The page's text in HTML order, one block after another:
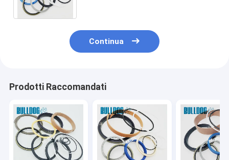
Continua
Prodotti Raccomandati